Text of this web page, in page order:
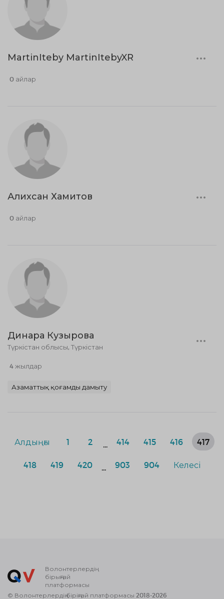
MartinIteby MartinItebyXR
0 айлар
Алихсан Хамитов
0 айлар
Динара Кузырова
Түркістан облысы, Түркістан
4 жылдар
Азаматтық қоғамды дамыту
Алдыңғы 1 2 414 415 416 417
418 419 420 903 904 Келесі
Волонтерлердің
бірыңғай
платформасы
© Волонтерлердің біріңғай платформасы 2018-2026